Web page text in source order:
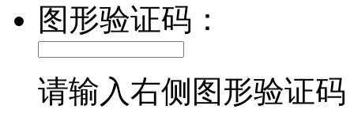
图形验证码：
请输入右侧图形验证码